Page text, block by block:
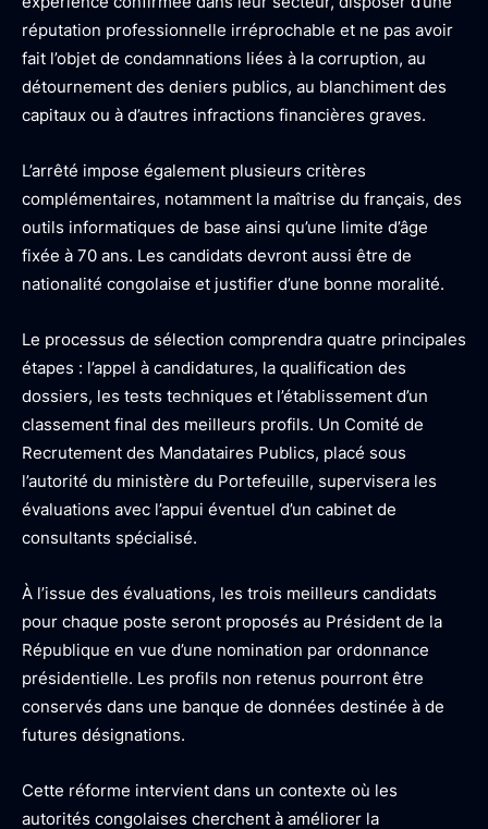
réputation professionnelle irréprochable et ne pas avoir
fait l’objet de condamnations liées à la corruption, au
détournement des deniers publics, au blanchiment des
capitaux ou à d’autres infractions financières graves.
L’arrêté impose également plusieurs critères
complémentaires, notamment la maîtrise du français, des
outils informatiques de base ainsi qu’une limite d’âge
fixée à 70 ans. Les candidats devront aussi être de
nationalité congolaise et justifier d’une bonne moralité.
Le processus de sélection comprendra quatre principales
étapes : l’appel à candidatures, la qualification des
dossiers, les tests techniques et l’établissement d’un
classement final des meilleurs profils. Un Comité de
Recrutement des Mandataires Publics, placé sous
l’autorité du ministère du Portefeuille, supervisera les
évaluations avec l’appui éventuel d’un cabinet de
consultants spécialisé.
À l’issue des évaluations, les trois meilleurs candidats
pour chaque poste seront proposés au Président de la
République en vue d’une nomination par ordonnance
présidentielle. Les profils non retenus pourront être
conservés dans une banque de données destinée à de
futures désignations.
Cette réforme intervient dans un contexte où les
autorités congolaises cherchent à améliorer la